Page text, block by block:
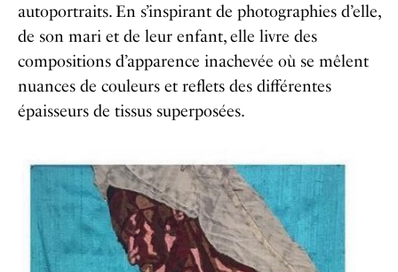
autoportraits. En s’inspirant de photographies d’elle,
de son mari et de leur enfant, elle livre des
compositions d’apparence inachevée où se mêlent
nuances de couleurs et reflets des différentes
épaisseurs de tissus superposées.